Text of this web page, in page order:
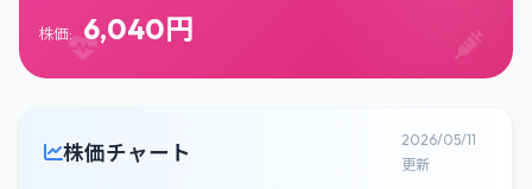
株価: 6,040円
株価チャート
2026/05/11
更新